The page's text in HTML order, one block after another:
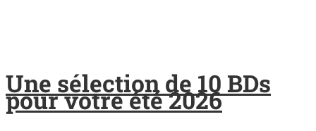
Une sélection de 10 BDs
pour votre été 2026